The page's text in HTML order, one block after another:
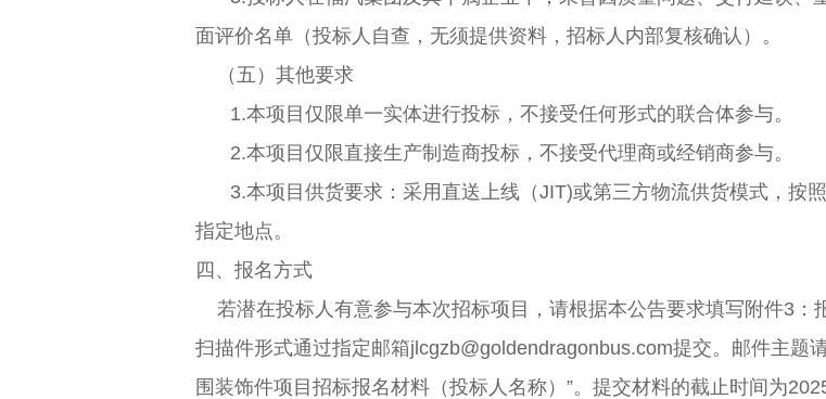
面评价名单（投标人自查，无须提供资料，招标人内部复核确认）。
（五）其他要求
1.本项目仅限单一实体进行投标，不接受任何形式的联合体参与。
2.本项目仅限直接生产制造商投标，不接受代理商或经销商参与。
3.本项目供货要求：采用直送上线（JIT)或第三方物流供货模式，按
指定地点。
四、报名方式
若潜在投标人有意参与本次招标项目，请根据本公告要求填写附件3：
扫描件形式通过指定邮箱jlcgzb@goldendragonbus.com提交。邮件主题
围装饰件项目招标报名材料（投标人名称） ”。提交材料的截止时间为